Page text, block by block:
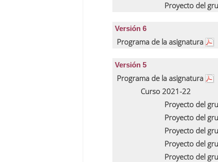
Proyecto del
Versión 6
Programa de la asignatura
Versión 5
Programa de la asignatura
Curso 2021-22
Proyecto del
Proyecto del
Proyecto del
Proyecto del
Proyecto del